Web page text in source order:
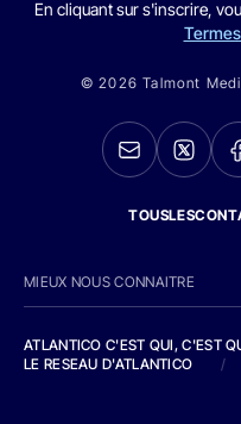
En cliquant sur s'inscrire,
© 2026 Talmont
MIEUX NOUS CONNAITRE
ATLANTICO C'EST QUI, C'EST
LE RESEAU D'ATLANTICO
/